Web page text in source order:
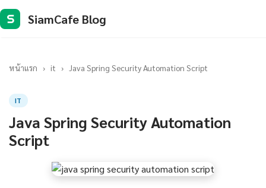
S SiamCafe Blog
หน้าแรก › it › Java Spring Security Automation Script
IT
Java Spring Security Automation
Script